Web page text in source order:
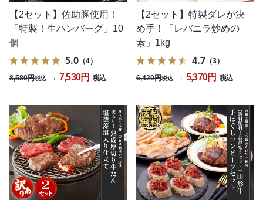
【2セット】佐助豚使用！
「特製！生ハンバーグ」10
個
5.0 （4）
8,580円税込 → 7,530円 税込
【2セット】特製ダレが決
め手！「レバニラ炒めの
素」1kg
4.7 （3）
6,420円税込 → 5,370円 税込